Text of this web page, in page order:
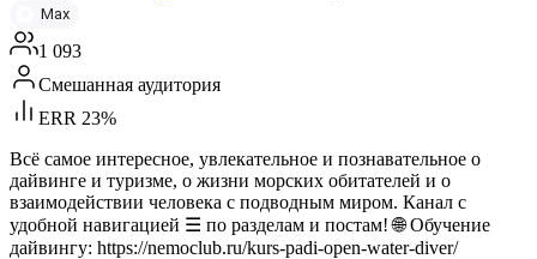
Max
1 093
Смешанная аудитория
ERR 23%
Всё самое интересное, увлекательное и познавательное о
дайвинге и туризме, о жизни морских обитателей и о
взаимодействии человека с подводным миром. Канал с
удобной навигацией ☰ по разделам и постам! 🌐 Обучение
дайвингу: https://nemoclub.ru/kurs-padi-open-water-diver/